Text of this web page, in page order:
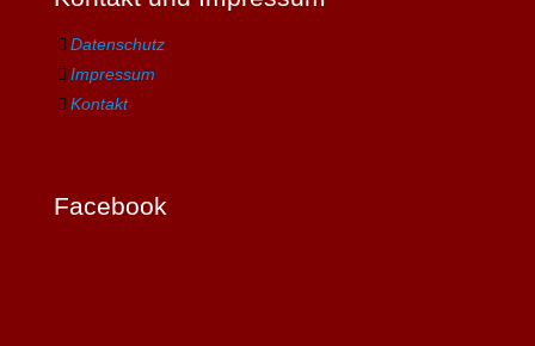
Datenschutz
Impressum
Kontakt
Facebook